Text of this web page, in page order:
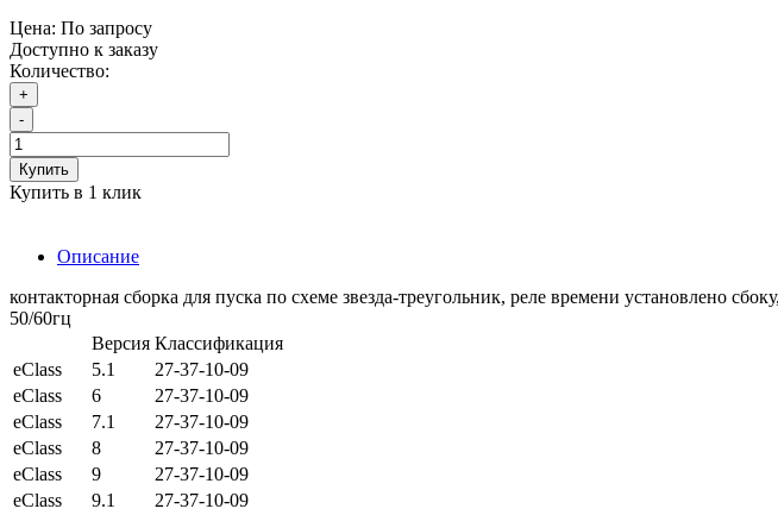
Цена: По запросу
Доступно к заказу
Количество:
+
-
Купить
Купить в 1 клик
Описание
контакторная сборка для пуска по схеме звезда-треугольник, реле времени установлено
50/60гц
Версия Классификация
eClass
5.1
27-37-10-09
eClass
6
27-37-10-09
eClass
7.1
27-37-10-09
eClass
8
27-37-10-09
eClass
9
27-37-10-09
eClass
9.1
27-37-10-09